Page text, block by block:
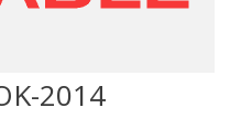
2014